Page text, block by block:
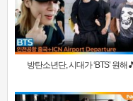
방탄소년단, 시대가 ‘BTS’ 원해